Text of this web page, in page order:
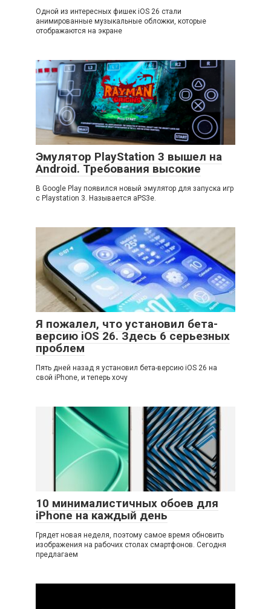
Одной из интересных фишек iOS 26 стали
анимированные музыкальные обложки, которые
отображаются на экране
Эмулятор PlayStation 3 вышел на
Android. Требования высокие
В Google Play появился новый эмулятор для запуска игр
с Playstation 3. Называется aPS3e.
Я пожалел, что установил бета-
версию iOS 26. Здесь 6 серьезных
проблем
Пять дней назад я установил бета-версию iOS 26 на
свой iPhone, и теперь хочу
10 минималистичных обоев для
iPhone на каждый день
Грядет новая неделя, поэтому самое время обновить
изображения на рабочих столах смартфонов. Сегодня
предлагаем